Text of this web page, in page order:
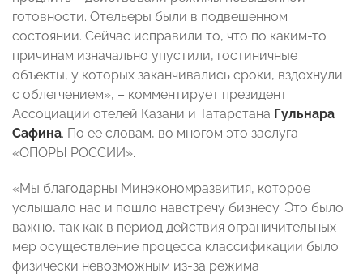
готовности. Отельеры были в подвешенном
состоянии. Сейчас исправили то, что по каким-то
причинам изначально упустили, гостиничные
объекты, у которых заканчивались сроки, вздохнули
с облегчением», – комментирует президент
Ассоциации отелей Казани и Татарстана Гульнара
Сафина. По ее словам, во многом это заслуга
«ОПОРЫ РОССИИ».
«Мы благодарны Минэкономразвития, которое
услышало нас и пошло навстречу бизнесу. Это было
важно, так как в период действия ограничительных
мер осуществление процесса классификации было
физически невозможным из-за режима